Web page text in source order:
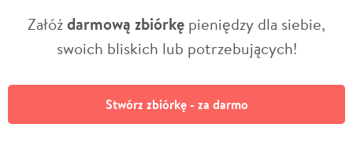
Załóżdarmową zbiórkę pieniędzy dla siebie,
swoich bliskich lub potrzebujących!
Stwórz zbiórkę - za darmo